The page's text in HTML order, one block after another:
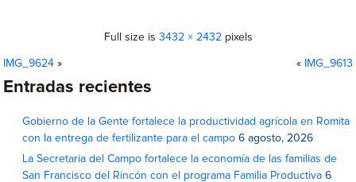
Full size is 3432 × 2432pixels
IMG_9624 » « IMG_9613
Entradas recientes
Gobierno de la Gente fortalece la productividad agrícola en Romita
con la entrega de fertilizante para el campo 6 agosto, 2026
La Secretaria del Campo fortalece la economía de las familias de
San Francisco del Rincón con el programa Familia Productiva 6